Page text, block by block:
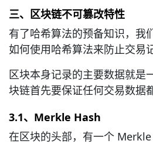
三、区块链不可篡改特性
有了哈希算法的预备知识，我
如何使用哈希算法来防止交易
区块本身记录的主要数据就是
块链首先要保证任何交易数据
3.1、Merkle Hash
在区块的头部，有一个